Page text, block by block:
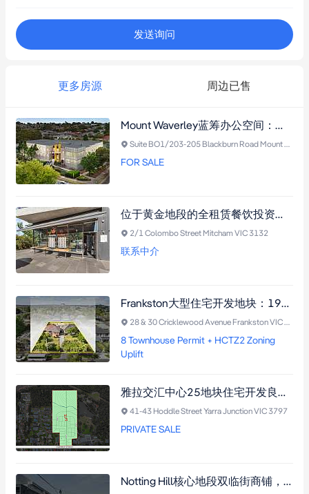
发送询问
更多房源 周边已售
Mount Waverley蓝筹办公空间：独立入口+专属车位，直通停车场与主厅，毗邻Syndal火车站与购物中心
Suite BO1/203-205 Blackburn Road Mount Waverley VIC 3149
FOR SALE
位于黄金地段的全租赁餐饮投资机遇 - Top Noodle House餐厅3+3年租约，年租金$77,233澳元，转角旺铺带地下车位
2/1 Colombo Street Mitcham VIC 3132
联系中介
Frankston大型住宅开发地块：1925平方米联排别墅项目，已获DA许可，位于HCTZ2规划区，享11米建筑高度，邻近交通与生活设施
28 & 30 Cricklewood Avenue Frankston VIC 3199
8 Townhouse Permit + HCTZ2 Zoning
Uplift
雅拉交汇中心25地块住宅开发良机，已获规划许可，紧邻墨尔本CBD，占地45,911m²，含23住宅地块及1超大生活用地。
41-43 Hoddle Street Yarra Junction VIC 3797
PRIVATE SALE
Notting Hill核心地段双临街商铺，总占地超500㎡，展示面佳，后巷通达，投资开发潜力巨大（需市政厅批准）